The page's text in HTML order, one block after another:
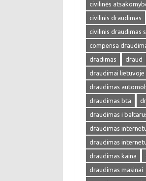
civilinės
civilinis draudimas
civilinis draudimas
compensa
dradimas
draud
draudimai lietuvoje
draudimas
draudimas bta
draudimas i
draudimas
draudimas
draudimas kaina
draudimas masinai